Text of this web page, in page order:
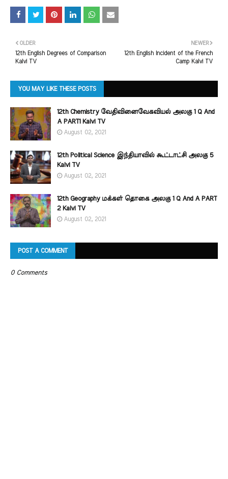
NEWER
12th English Incident of the French
Camp Kalvi TV
OLDER
12th English Degrees of Comparison
Kalvi TV
YOU MAY LIKE THESE POSTS
12th Chemistry வேதிவினைவேகவியல் அலகு 1 Q And
A PART1 Kalvi TV
August 02, 2021
12th Political Science இந்தியாவில் கூட்டாட்சி அலகு 5
Kalvi TV
August 02, 2021
12th Geography மக்கள் தொகை அலகு 1 Q And A PART
2 Kalvi TV
August 02, 2021
POST A COMMENT
0 Comments